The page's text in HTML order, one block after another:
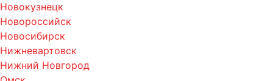
Новокузнецк
Новороссийск
Новосибирск
Нижневартовск
Нижний Новгород